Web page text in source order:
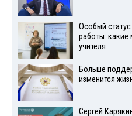
Особый статус
работы:
учителя
Больше
изменится
Сергей